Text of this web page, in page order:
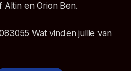
en Orion Ben.
Wat vinden jullie van